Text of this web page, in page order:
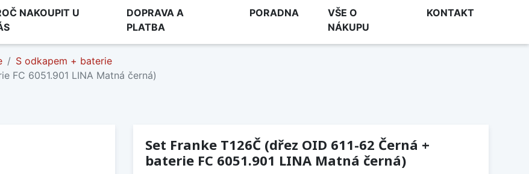
NAKOUPIT U
DOPRAVA A
PLATBA
PORADNA
VŠE O
NÁKUPU
KONTAKT
S odkapem + baterie
FC 6051.901 LINA Matná černá)
Set Franke T126Č (dřez OID 611-62 Černá +
baterie FC 6051.901 LINA Matná černá)